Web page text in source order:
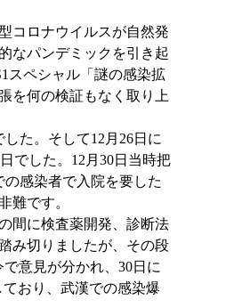
コロナウイルスが自然発
なパンデミックを引き起
スペシャル「謎の感染拡
を何の検証もなく取り上
た。そして12月26日に
でした。12月30日当時把
感染者で入院を要した
難です。
間に検査薬開発、診断法
み切りましたが、その段
意見が分かれ、30日に
おり、武漢での感染爆